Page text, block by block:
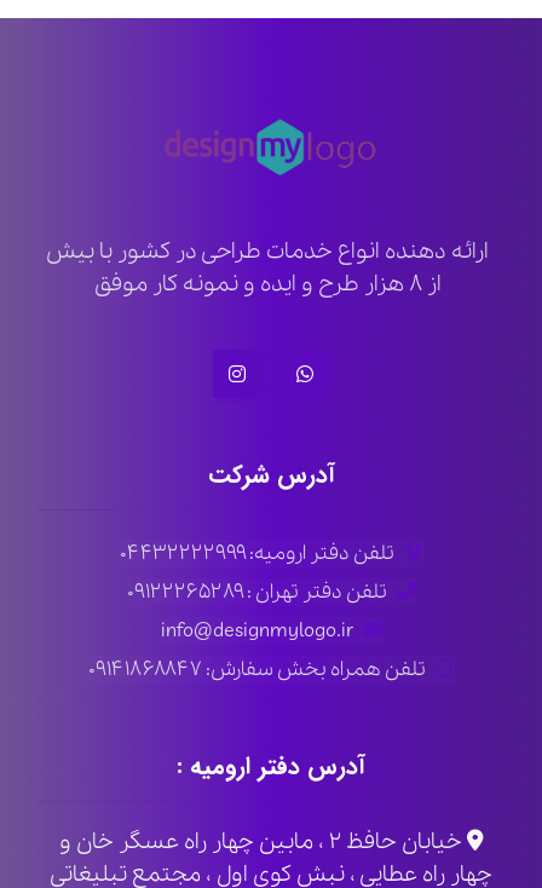
ارائه دهنده انواع خدمات طراحی در کشور با بیش
از ۸ هزار طرح و ایده و نمونه کار موفق
آدرس شرکت
تلفن دفتر ارومیه: ۰۴۴۳۲۲۲۲۹۹۹
تلفن دفتر تهران : ۰۹۱۲۲۲۶۵۲۸۹
info@designmylogo.ir
تلفن همراه بخش سفارش: ۰۹۱۴۱۸۶۸۸۴۷
آدرس دفتر ارومیه :
خیابان حافظ ۲ ، مابین چهار راه عسگر خان و
چهار راه عطایی ، نبش کوی اول ، مجتمع تبلیغاتی